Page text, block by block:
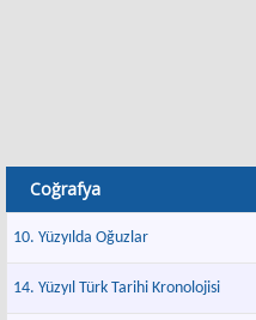
Coğrafya
10. Yüzyılda Oğuzlar
14. Yüzyıl Türk Tarihi Kronolojisi